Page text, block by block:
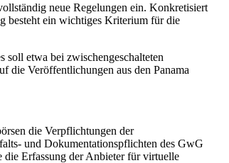
neue Regelungen ein. Konkretisiert
besteht ein wichtiges Kriterium für die
soll etwa bei zwischengeschalteten
die Veröffentlichungen aus den Panama
die Verpflichtungen der
und Dokumentationspflichten des GwG
die Erfassung der Anbieter für virtuelle